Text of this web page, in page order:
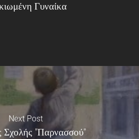
Γυναίκα
Next Post
Σχολής "Παρνασσού"